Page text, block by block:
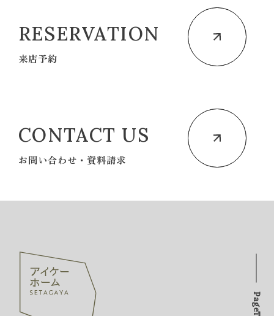
RESERVATION
来店予約
CONTACT US
お問い合わせ・資料請求